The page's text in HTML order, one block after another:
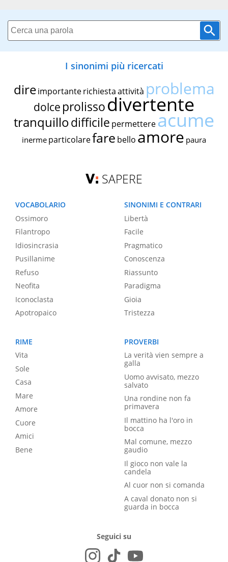
I sinonimi più ricercati
dire importante richiestaattività problema
dolce prolissodivertente
tranquillodifficile permettereacume
inerme particolarefare bello amore paura
SAPERE
VOCABOLARIO
Ossimoro
Filantropo
Idiosincrasia
Pusillanime
Refuso
Neofita
Iconoclasta
Apotropaico
SINONIMI E CONTRARI
Libertà
Facile
Pragmatico
Conoscenza
Riassunto
Paradigma
Gioia
Tristezza
RIME
Vita
Sole
Casa
Mare
Amore
Cuore
Amici
Bene
PROVERBI
La verità vien sempre a
galla
Uomo avvisato, mezzo
salvato
Una rondine non fa
primavera
Il mattino ha l'oro in
bocca
Mal comune, mezzo
gaudio
Il gioco non vale la
candela
Al cuor non si comanda
A caval donato non si
guarda in bocca
Seguici su